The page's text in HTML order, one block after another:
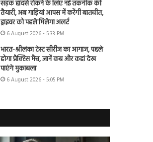
सड़क हादसे रोकने के लिए नई तकनीक की
तैयारी, अब गाड़ियां आपस में करेंगी बातचीत,
ड्राइवर को पहले मिलेगा अलर्ट
6 August 2026 - 5:33 PM
भारत-श्रीलंका टेस्ट सीरीज का आगाज, पहले
होगा प्रैक्टिस मैच, जानें कब और कहां देख
पाएंगे मुकाबला
6 August 2026 - 5:05 PM